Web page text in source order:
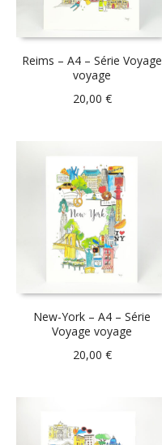
Reims – A4 – Série Voyage
voyage
20,00 €
New-York – A4 – Série
Voyage voyage
20,00 €